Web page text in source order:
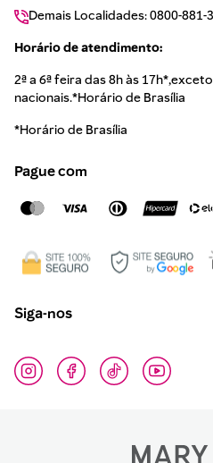
Demais Localidades: 0800-881-
Horário de atendimento:
2ª a 6ª feira das 8h às
nacionais.*Horário de Brasília
*Horário de Brasília
Pague com
Siga-nos